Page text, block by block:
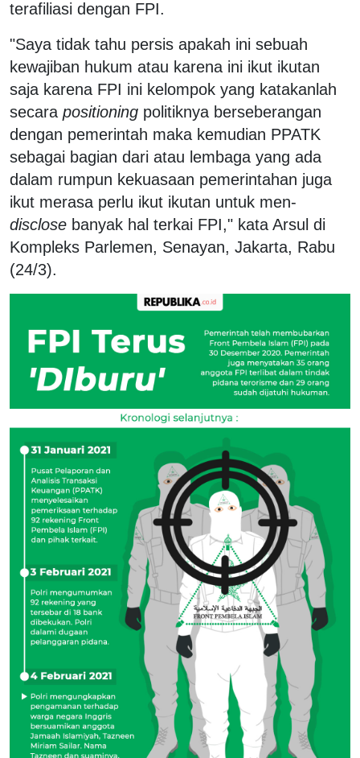
terafiliasi dengan FPI.
"Saya tidak tahu persis apakah ini sebuah
kewajiban hukum atau karena ini ikut ikutan
saja karena FPI ini kelompok yang katakanlah
secara positioning politiknya berseberangan
dengan pemerintah maka kemudian PPATK
sebagai bagian dari atau lembaga yang ada
dalam rumpun kekuasaan pemerintahan juga
ikut merasa perlu ikut ikutan untuk men-
disclose banyak hal terkai FPI," kata Arsul di
Kompleks Parlemen, Senayan, Jakarta, Rabu
(24/3).